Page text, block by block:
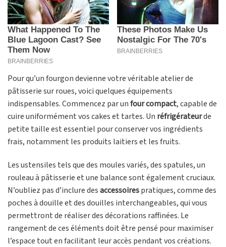
Pour qu’un fourgon devienne votre véritable atelier de
pâtisserie sur roues, voici quelques équipements
indispensables. Commencez par unfour compact, capable de
cuire uniformément vos cakes et tartes. Un réfrigérateurde
petite taille est essentiel pour conserver vos ingrédients
frais, notamment les produits laitiers et les fruits.
Les ustensiles tels que des moules variés, des spatules, un
rouleau à pâtisserie et une balance sont également cruciaux.
N’oubliez pas d’inclure desaccessoirespratiques, comme des
poches à douille et des douilles interchangeables, qui vous
permettront de réaliser des décorations raffinées. Le
rangement de ces éléments doit être pensé pour maximiser
l’espace tout en facilitant leur accès pendant vos créations.